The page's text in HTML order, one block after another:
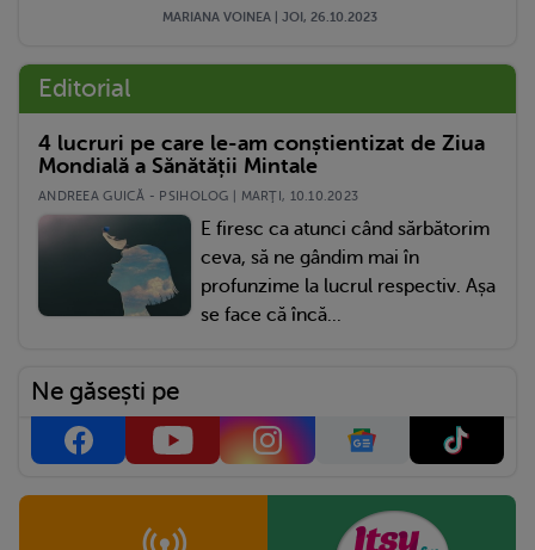
MARIANA VOINEA | JOI, 26.10.2023
Editorial
4 lucruri pe care le-am conștientizat de Ziua
Mondială a Sănătății Mintale
ANDREEA GUICĂ - PSIHOLOG | MARŢI, 10.10.2023
E firesc ca atunci când sărbătorim
ceva, să ne gândim mai în
profunzime la lucrul respectiv. Așa
se face că încă...
Ne găsești pe